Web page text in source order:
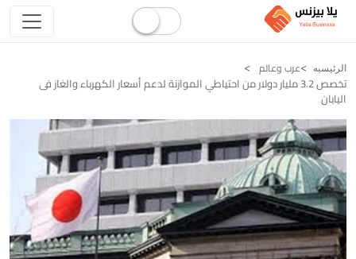
الرئيسيه عرب وعالم
تخصص 3.2 مليار دولار من احتياطي الموازنة لدعم أسعار الكهرباء والغاز فى
اليابان